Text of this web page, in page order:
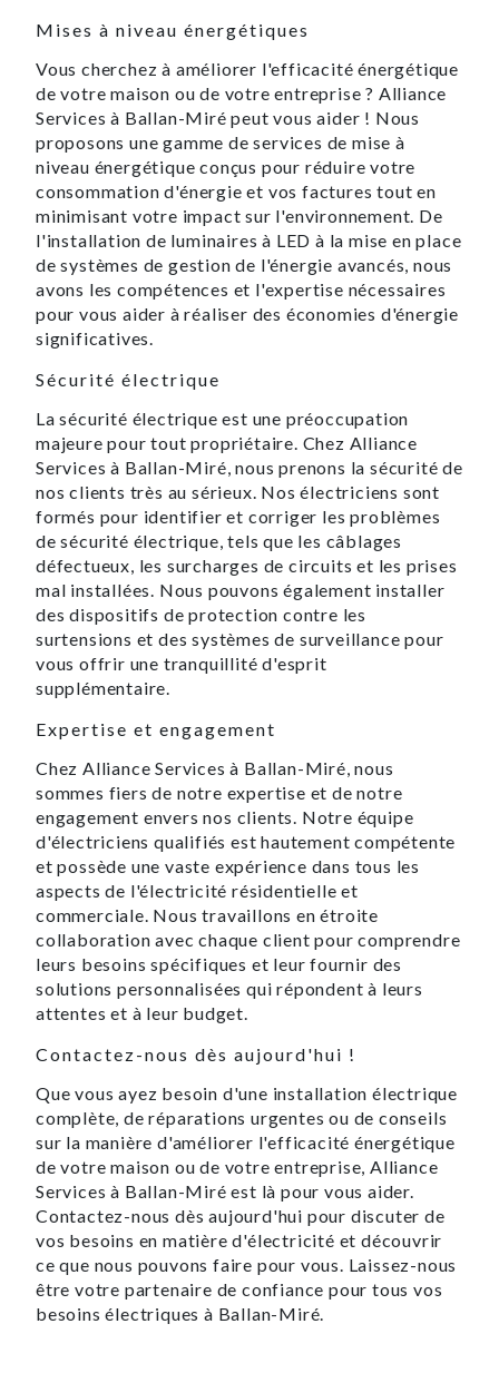
Mises à niveau énergétiques
Vous cherchez à améliorer l'efficacité énergétique
de votre maison ou de votre entreprise ? Alliance
Services à Ballan-Miré peut vous aider ! Nous
proposons une gamme de services de mise à
niveau énergétique conçus pour réduire votre
consommation d'énergie et vos factures tout en
minimisant votre impact sur l'environnement. De
l'installation de luminaires à LED à la mise en place
de systèmes de gestion de l'énergie avancés, nous
avons les compétences et l'expertise nécessaires
pour vous aider à réaliser des économies d'énergie
significatives.
Sécurité électrique
La sécurité électrique est une préoccupation
majeure pour tout propriétaire. Chez Alliance
Services à Ballan-Miré, nous prenons la sécurité de
nos clients très au sérieux. Nos électriciens sont
formés pour identifier et corriger les problèmes
de sécurité électrique, tels que les câblages
défectueux, les surcharges de circuits et les prises
mal installées. Nous pouvons également installer
des dispositifs de protection contre les
surtensions et des systèmes de surveillance pour
vous offrir une tranquillité d'esprit
supplémentaire.
Expertise et engagement
Chez Alliance Services à Ballan-Miré, nous
sommes fiers de notre expertise et de notre
engagement envers nos clients. Notre équipe
d'électriciens qualifiés est hautement compétente
et possède une vaste expérience dans tous les
aspects de l'électricité résidentielle et
commerciale. Nous travaillons en étroite
collaboration avec chaque client pour comprendre
leurs besoins spécifiques et leur fournir des
solutions personnalisées qui répondent à leurs
attentes et à leur budget.
Contactez-nous dès aujourd'hui !
Que vous ayez besoin d'une installation électrique
complète, de réparations urgentes ou de conseils
sur la manière d'améliorer l'efficacité énergétique
de votre maison ou de votre entreprise, Alliance
Services à Ballan-Miré est là pour vous aider.
Contactez-nous dès aujourd'hui pour discuter de
vos besoins en matière d'électricité et découvrir
ce que nous pouvons faire pour vous. Laissez-nous
être votre partenaire de confiance pour tous vos
besoins électriques à Ballan-Miré.